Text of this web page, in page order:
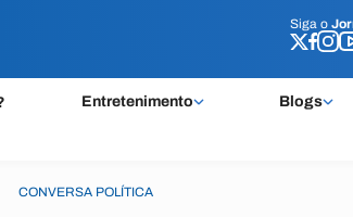
Siga o
Entretenimento Blogs
Siga o
CONVERSA POLÍTICA